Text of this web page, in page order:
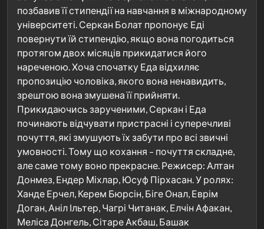
позбавив її стипендії на навчання в міжнародному
університеті. Серкан Болат пропонує Еді
повернути їй стипендію, якщо вона погодиться
протягом двох місяців прикидатися його
нареченою. Хоча спочатку Еда відхиляє
пропозицію чоловіка, якого вона ненавидить,
зрештою вона змушена її прийняти.
Прикидаючись зарученими, Серкан і Еда
починають відчувати пристрасні і суперечливі
почуття, які змушують їх забути про всі звичні
умовності. Тому що кохання – почуття складне,
але саме тому воно прекрасне. Режисер: Алтан
Донмез, Ендер Міхлар, Юсуф Пірхасан. У ролях:
Ханде Ерчел, Керем Бюрсін, Біге Онал, Еврім
Доган, Аніл Ільтер, Чагрі Читанак, Елчін Афакан,
Меліса Донгель, Сітаре Акбаш, Башак